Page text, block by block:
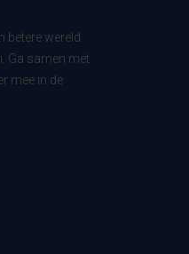
betere wereld
Ga samen met
mee in de